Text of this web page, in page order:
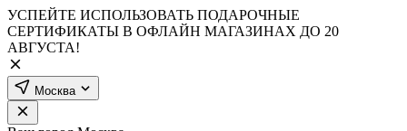
УСПЕЙТЕ ИСПОЛЬЗОВАТЬ ПОДАРОЧНЫЕ
СЕРТИФИКАТЫ В ОФЛАЙН МАГАЗИНАХ ДО 20
АВГУСТА!
Москва